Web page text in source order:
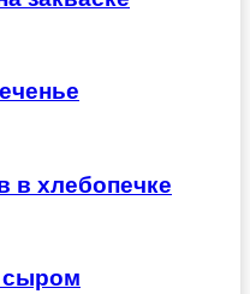
в хлебопечке
сыром